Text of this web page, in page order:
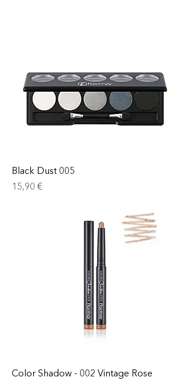
Black Dust 005
Prix
15,90 €
Color Shadow - 002 Vintage Rose